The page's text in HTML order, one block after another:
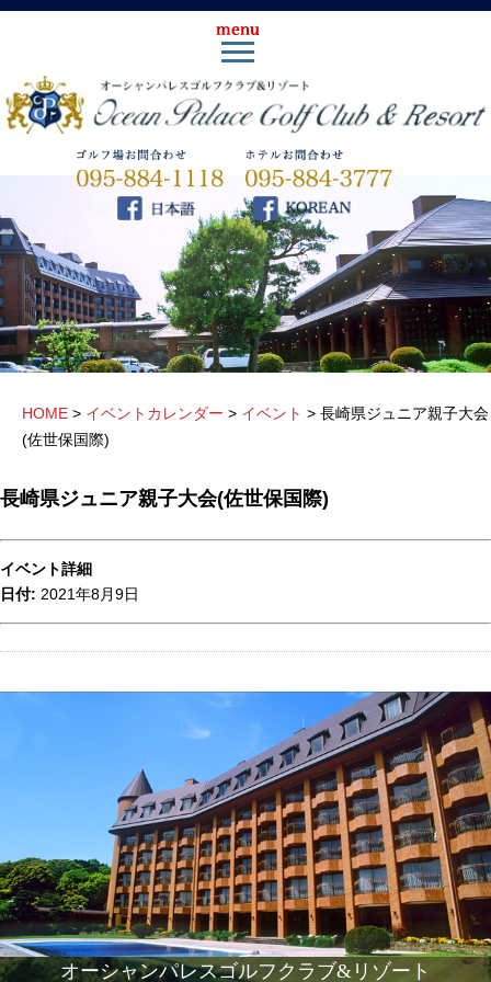
HOME > イベントカレンダー > イベント > 長崎県ジュニア親子大会
(佐世保国際)
長崎県ジュニア親子大会(佐世保国際)
イベント詳細
日付: 2021年8月9日
オーシャンパレスゴルフクラブ&リゾート